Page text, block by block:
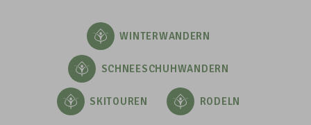
WINTERWANDERN
SCHNEESCHUHWANDERN
SKITOUREN RODELN